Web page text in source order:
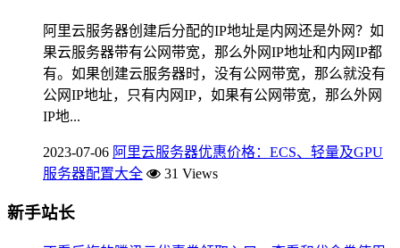
阿里云服务器创建后分配的IP地址是内网还是外网？如
果云服务器带有公网带宽，那么外网IP地址和内网IP都
有。如果创建云服务器时，没有公网带宽，那么就没有
公网IP地址，只有内网IP，如果有公网带宽，那么外网
IP地...
2023-07-06 阿里云服务器优惠价格：ECS、轻量及GPU
服务器配置大全
31 Views
新手站长